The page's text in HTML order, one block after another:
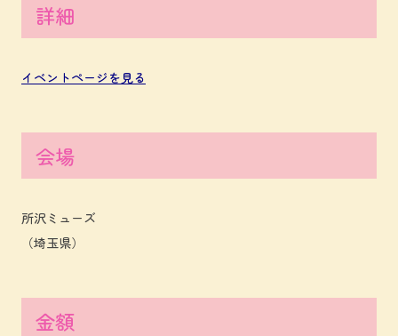
詳細
イベントページを見る
会場
所沢ミューズ
（埼玉県）
金額